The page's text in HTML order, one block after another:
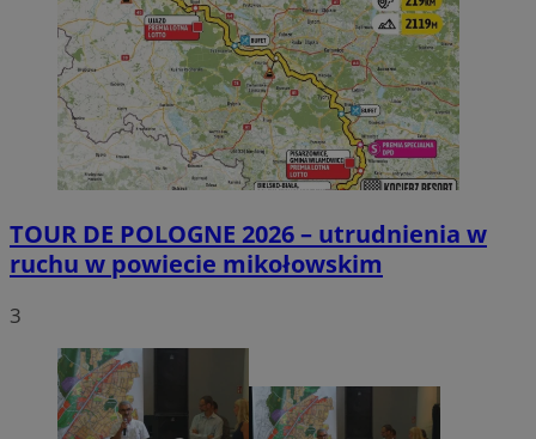
TOUR DE POLOGNE 2026 – utrudnienia w
ruchu w powiecie mikołowskim
3